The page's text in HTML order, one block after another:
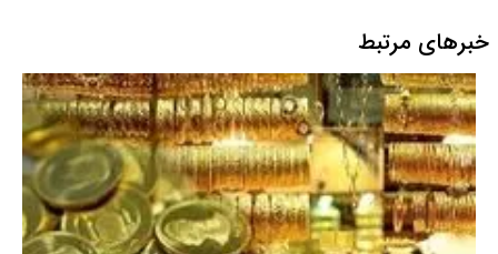
خبرهای مرتبط